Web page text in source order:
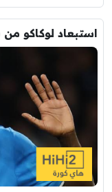
استبعاد لوكاكو من